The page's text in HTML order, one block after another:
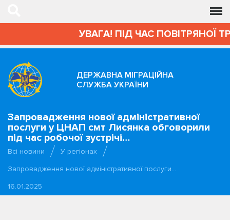
УВАГА! ПІД ЧАС ПОВІТРЯНОЇ
ДЕРЖАВНА МІГРАЦІЙНА
СЛУЖБА УКРАЇНИ
Запровадження нової адміністративної
послуги у ЦНАП смт Лисянка обговорили
під час робочої зустрічі…
Всі новини
У регіонах
Запровадження нової адміністративної послуги…
16.01.2025